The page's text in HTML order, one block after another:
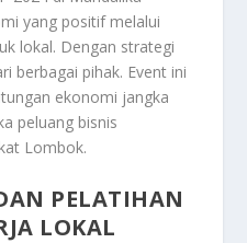
yang positif melalui
lokal. Dengan strategi
berbagai pihak. Event ini
ekonomi jangka
peluang bisnis
Lombok.
PELATIHAN
LOKAL